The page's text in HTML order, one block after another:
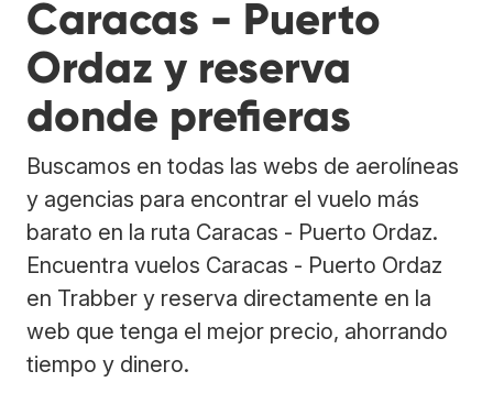
Caracas - Puerto
Ordaz y reserva
donde prefieras
Buscamos en todas las webs de aerolíneas
y agencias para encontrar el vuelo más
barato en la ruta Caracas - Puerto Ordaz.
Encuentra vuelos Caracas - Puerto Ordaz
en Trabber y reserva directamente en la
web que tenga el mejor precio, ahorrando
tiempo y dinero.